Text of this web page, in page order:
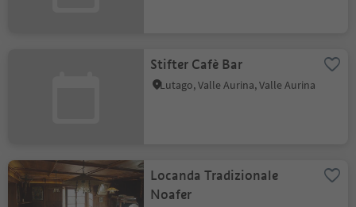
Stifter Cafè Bar
Lutago, Valle Aurina, Valle Aurina
Locanda Tradizionale
Noafer